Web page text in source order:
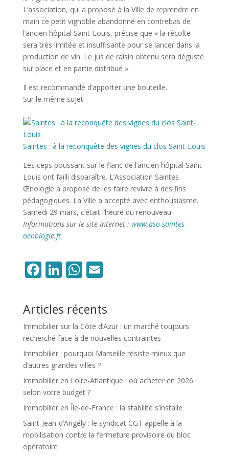
L’association, qui a proposé à la Ville de reprendre en
main ce petit vignoble abandonné en contrebas de
l’ancien hôpital Saint-Louis, précise que « la récolte
sera très limitée et insuffisante pour se lancer dans la
production de vin. Le jus de raisin obtenu sera dégusté
sur place et en partie distribué ».
Il est recommandé d’apporter une bouteille.
Sur le même sujet
Saintes : à la reconquête des vignes du clos Saint-Louis
Les ceps poussant sur le flanc de l’ancien hôpital Saint-
Louis ont failli disparaître. L’Association Saintes
Œnologie a proposé de les faire revivre à des fins
pédagogiques. La Ville a accepté avec enthousiasme.
Samedi 29 mars, c’était l’heure du renouveau
Informations sur le site Internet : www.aso-saintes-
oenologie.fr
Facebook
LinkedIn
WhatsApp
Email
Articles récents
Immobilier sur la Côte d’Azur : un marché toujours
recherché face à de nouvelles contraintes
Immobilier : pourquoi Marseille résiste mieux que
d’autres grandes villes ?
Immobilier en Loire-Atlantique : où acheter en 2026
selon votre budget ?
Immobilier en Île-de-France : la stabilité s’installe
Saint-Jean-d’Angély : le syndicat CGT appelle à la
mobilisation contre la fermeture provisoire du bloc
opératoire